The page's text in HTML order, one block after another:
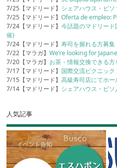
7/25【マドリード】 シェアハウス・ピ
7/25【マドリード】Oferta de empleo:
7/24【マドリード】今話題のマドリー
催)
7/24【マドリード】寿司を握れる方募集
7/22【マラガ】We’re looking for
7/20【マラガ】 お茶・情報交換できる
7/17【マドリード】 国際交流ピクニッ
7/15【マドリード】高級寿司店にてホ
7/14【マドリード】 シェアハウス・ピ
人気記事